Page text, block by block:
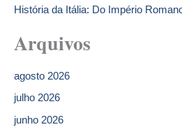
História da Itália: Do Império
Arquivos
agosto 2026
julho 2026
junho 2026